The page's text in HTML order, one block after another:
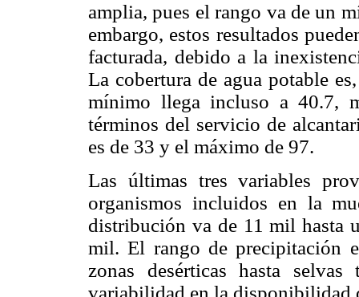
amplia, pues el rango va de un
embargo, estos resultados
facturada, debido a la
La cobertura de agua potable
mínimo llega incluso a 40.7,
términos del servicio de
es de 33 y el máximo de 97.
Las últimas tres variables
organismos incluidos en la
distribución va de 11 mil hasta
mil. El rango de precipitación
zonas desérticas hasta
variabilidad en la disponibilidad